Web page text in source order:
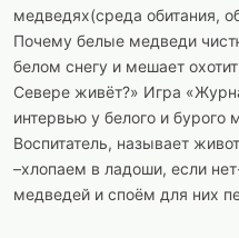
медведях(среда обитания,
Почему белые медведи
белом снегу и мешает
Севере живёт?» Игра
интервью у белого и
Воспитатель, называет
–хлопаем в ладоши, если
медведей и споём для них